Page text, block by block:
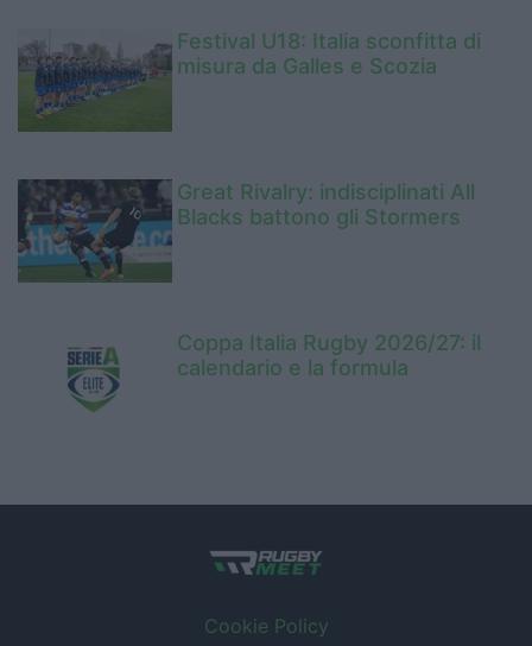
Festival U18: Italia sconfitta di
misura da Galles e Scozia
Great Rivalry: indisciplinati All
Blacks battono gli Stormers
Coppa Italia Rugby 2026/27: il
calendario e la formula
Cookie Policy